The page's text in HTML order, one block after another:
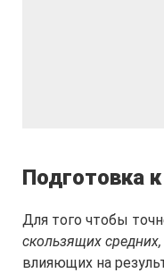
Подготовка
Для того чтобы
скользящих средних,
влияющих на